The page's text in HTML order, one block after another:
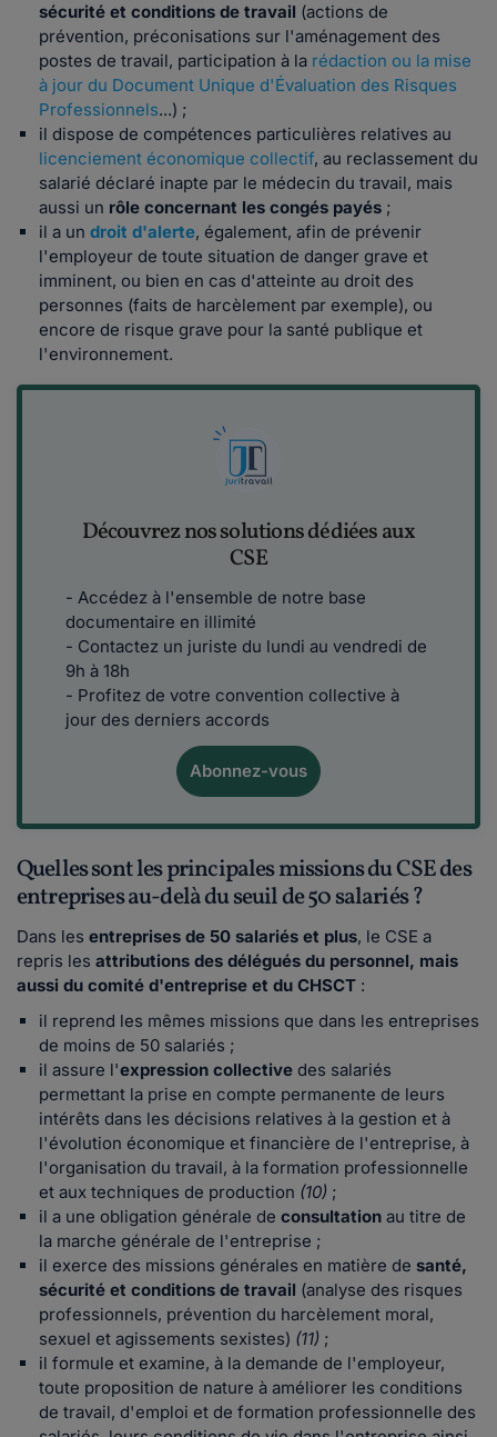
sécurité et conditions de travail (actions de
prévention, préconisations sur l'aménagement des
postes de travail, participation à la rédaction ou la mise
à jour du Document Unique d'Évaluation des Risques
Professionnels...) ;
il dispose de compétences particulières relatives au
licenciement économique collectif, au reclassement du
salarié déclaré inapte par le médecin du travail, mais
aussi un rôle concernant les congés payés ;
il a un droit d'alerte, également, afin de prévenir
l'employeur de toute situation de danger grave et
imminent, ou bien en cas d'atteinte au droit des
personnes (faits de harcèlement par exemple), ou
encore de risque grave pour la santé publique et
l'environnement.
Découvrez nos solutions dédiées aux
CSE
- Accédez à l'ensemble de notre base
documentaire en illimité
- Contactez un juriste du lundi au vendredi de
9h à 18h
- Profitez de votre convention collective à
jour des derniers accords
Abonnez-vous
Quelles sont les principales missions du CSE des
entreprises au-delà du seuil de 50 salariés ?
Dans les entreprises de 50 salariés et plus, le CSE a
repris les attributions des délégués du personnel, mais
aussi du comité d'entreprise et du CHSCT :
il reprend les mêmes missions que dans les entreprises
de moins de 50 salariés ;
il assure l'expression collective des salariés
permettant la prise en compte permanente de leurs
intérêts dans les décisions relatives à la gestion et à
l'évolution économique et financière de l'entreprise, à
l'organisation du travail, à la formation professionnelle
et aux techniques de production (10) ;
il a une obligation générale de consultation au titre de
la marche générale de l'entreprise ;
il exerce des missions générales en matière de santé,
sécurité et conditions de travail (analyse des risques
professionnels, prévention du harcèlement moral,
sexuel et agissements sexistes) (11) ;
il formule et examine, à la demande de l'employeur,
toute proposition de nature à améliorer les conditions
de travail, d'emploi et de formation professionnelle des